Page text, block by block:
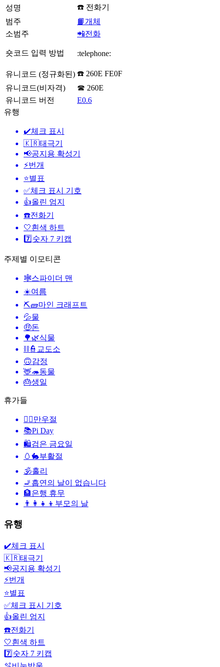
성명
☎️ 전화기
범주
📙개체
소범주
📲전화
숏코드 입력 방법 :telephone:
유니코드 (정규화된) ☎️ 260E FE0F
유니코드(비자격)
☎ 260E
유니코드 버전
E0.6
유행
✔️체크 표시
🇰🇷태극기
📢공지용 확성기
⚡번개
⭐별표
✅체크 표시 기호
👍올린 엄지
☎️전화기
🤍흰색 하트
7️⃣ 숫자 7 키캡
주제별 이모티콘
🕸️스파이더 맨
☀️여름
⛏🧱마인 크래프트
💦물
🤑돈
🌳🌿식물
⛓️👮 교도소
🙃감정
🦌🦔동물
🎂생일
휴가들
🙆‍♂️만우절
📚Pi Day
🛍검은 금요일
🥚🐇부활절
🕉홀리
🚬 흡연의 날이 없습니다
🏦은행 휴무
👨‍👩‍👧‍👦 부모의 날
유행
✔️체크 표시
🇰🇷태극기
📢공지용 확성기
⚡번개
⭐별표
✅체크 표시 기호
👍올린 엄지
☎️전화기
🤍흰색 하트
7️⃣ 숫자 7 키캡